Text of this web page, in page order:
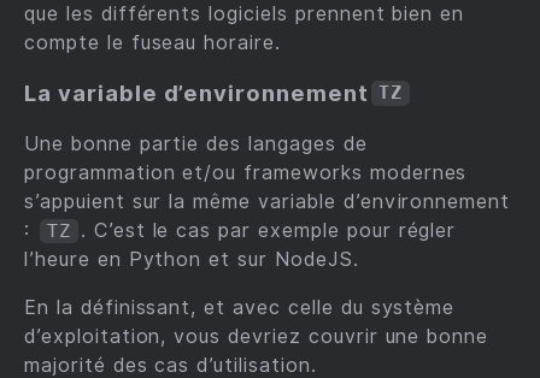
que les différents logiciels prennent bien en
compte le fuseau horaire.
La variable d’environnement TZ
Une bonne partie des langages de
programmation et/ou frameworks modernes
s’appuient sur la même variable d’environnement
:
TZ . C’est le cas par exemple pour régler
l’heure en Python et sur NodeJS.
En la définissant, et avec celle du système
d’exploitation, vous devriez couvrir une bonne
majorité des cas d’utilisation.